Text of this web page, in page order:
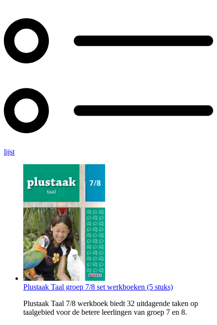
lijst
Plustaak Taal groep 7/8 set werkboeken (5 stuks)
Plustaak Taal 7/8 werkboek biedt 32 uitdagende taken op
taalgebied voor de betere leerlingen van groep 7 en 8.